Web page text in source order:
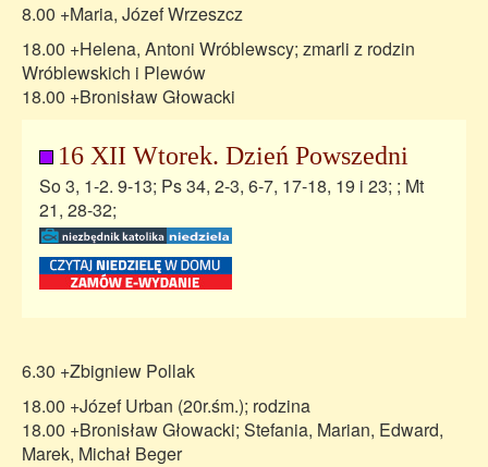
8.00 +Maria, Józef Wrzeszcz
18.00 +Helena, Antoni Wróblewscy; zmarli z rodzin
Wróblewskich i Plewów
18.00 +Bronisław Głowacki
16 XII Wtorek. Dzień Powszedni
So 3, 1-2. 9-13; Ps 34, 2-3, 6-7, 17-18, 19 i 23; ; Mt
21, 28-32;
6.30 +Zbigniew Pollak
18.00 +Józef Urban (20r.śm.); rodzina
18.00 +Bronisław Głowacki; Stefania, Marian, Edward,
Marek, Michał Beger